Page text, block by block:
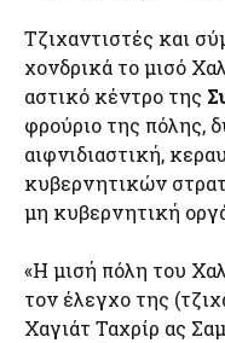
Τζιχαντιστές και
χονδρικά το μισό
αστικό κέντρο της
φρούριο της πόλης,
αιφνιδιαστική,
κυβερνητικών
μη κυβερνητική
«Η μισή πόλη του
τον έλεγχο της
Χαγιάτ Ταχρίρ ας